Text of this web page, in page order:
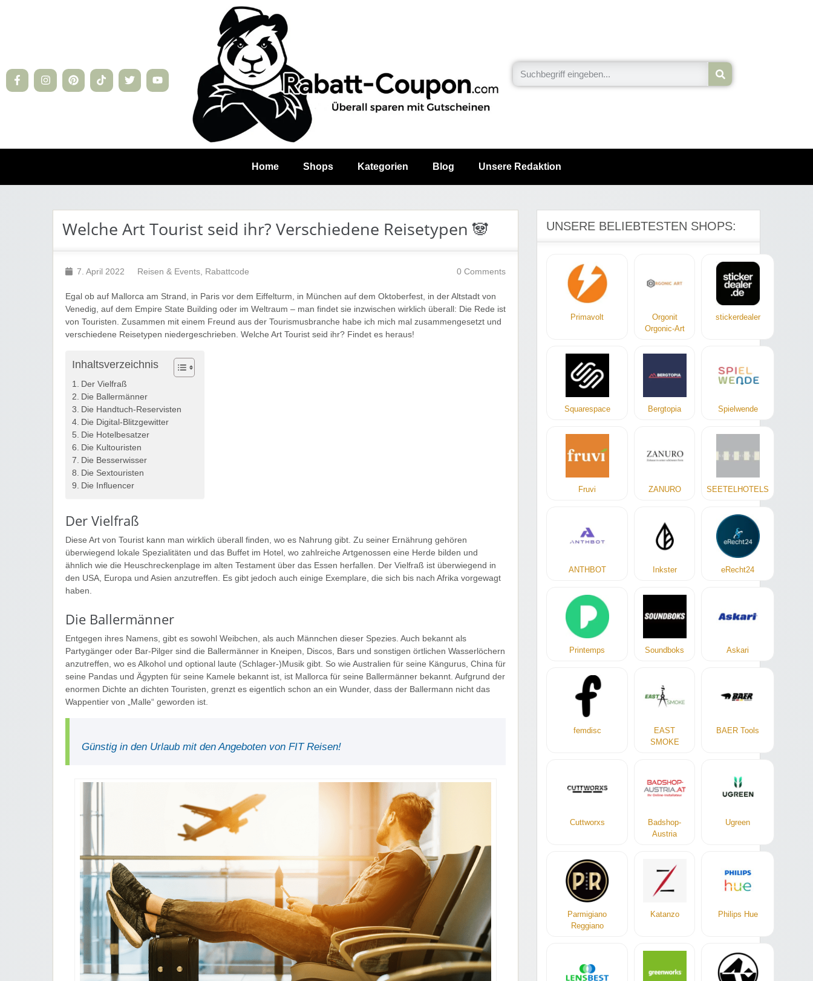
Home Shops Kategorien Blog Unsere Redaktion
Welche Art Tourist seid ihr? Verschiedene Reisetypen 🐼
7. April 2022 Reisen & Events, Rabattcode 0 Comments
Egal ob auf Mallorca am Strand, in Paris vor dem Eiffelturm, in München auf dem Oktoberfest, in der Altstadt von
Venedig, auf dem Empire State Building oder im Weltraum – man findet sie inzwischen wirklich überall: Die Rede ist
von Touristen. Zusammen mit einem Freund aus der Tourismusbranche habe ich mich mal zusammengesetzt und
verschiedene Reisetypen niedergeschrieben. Welche Art Tourist seid ihr? Findet es heraus!
Inhaltsverzeichnis
Der Vielfraß
Die Ballermänner
Die Handtuch-Reservisten
Die Digital-Blitzgewitter
Die Hotelbesatzer
Die Kultouristen
Die Besserwisser
Die Sextouristen
Die Influencer
Der Vielfraß
Diese Art von Tourist kann man wirklich überall finden, wo es Nahrung gibt. Zu seiner Ernährung gehören
überwiegend lokale Spezialitäten und das Buffet im Hotel, wo zahlreiche Artgenossen eine Herde bilden und
ähnlich wie die Heuschreckenplage im alten Testament über das Essen herfallen. Der Vielfraß ist überwiegend in
den USA, Europa und Asien anzutreffen. Es gibt jedoch auch einige Exemplare, die sich bis nach Afrika vorgewagt
haben.
Die Ballermänner
Entgegen ihres Namens, gibt es sowohl Weibchen, als auch Männchen dieser Spezies. Auch bekannt als
Partygänger oder Bar-Pilger sind die Ballermänner in Kneipen, Discos, Bars und sonstigen örtlichen Wasserlöchern
anzutreffen, wo es Alkohol und optional laute (Schlager-)Musik gibt. So wie Australien für seine Kängurus, China für
seine Pandas und Ägypten für seine Kamele bekannt ist, ist Mallorca für seine Ballermänner bekannt. Aufgrund der
enormen Dichte an dichten Touristen, grenzt es eigentlich schon an ein Wunder, dass der Ballermann nicht das
Wappentier von „Malle“ geworden ist.
Günstig in den Urlaub mit den Angeboten von FIT Reisen!
UNSERE BELIEBTESTEN SHOPS:
Primavolt
Orgonit
Orgonic-Art
stickerdealer
Squarespace Bergtopia Spielwende
Fruvi ZANURO SEETELHOTELS
ANTHBOT Inkster eRecht24
Printemps Soundboks Askari
femdisc
EAST
SMOKE
BAER Tools
Cuttworxs
Badshop-
Austria
Ugreen
Parmigiano
Reggiano
Katanzo Philips Hue